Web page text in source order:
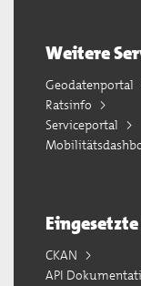
Weitere
Geodatenportal
Ratsinfo
Serviceportal
CKAN
API